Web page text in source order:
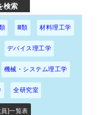
類 Ⅲ類 材料理工学
デバイス理工学
機械・システム理工学
全研究室
]一覧表